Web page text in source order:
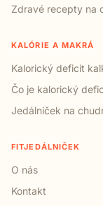
Zdravé recepty na
KALÓRIE A MAKRÁ
Kalorický deficit
Čo je kalorický
Jedálniček na
FITJEDÁLNIČEK
O nás
Kontakt